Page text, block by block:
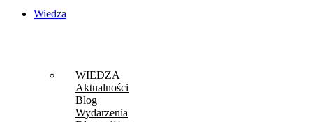
Wiedza
WIEDZA
Aktualności
Blog
Wydarzenia